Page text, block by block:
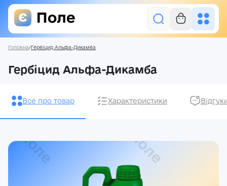
Насіння
Акції
Головна/Гербіцид Альфа-Дикамба
Гербіцид Альфа-Дикамба
Все про товар Характеристики